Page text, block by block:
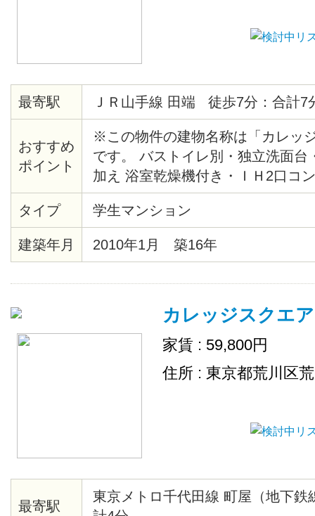
最寄駅 ＪＲ山手線 田端 徒歩7分：合計7
おすすめ
ポイント
※この物件の建物名称は「カレッ
です。 バストイレ別・独立洗面台
加え 浴室乾燥機付き・ＩＨ2口コ
成22年1月竣工のマンション！ 駅
TSUTAYA、マンション近くにはス
ります。
タイプ 学生マンション
建築年月 2010年1月 築16年
カレッジスクエ
家賃 : 59,800円
住所 : 東京都荒川区
最寄駅
東京メトロ千代田線 町屋（地下